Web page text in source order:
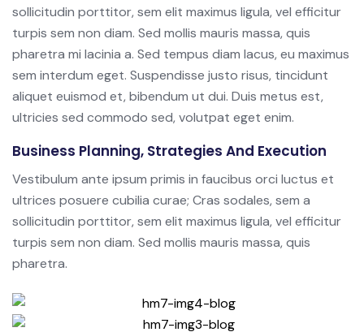
sollicitudin porttitor, sem elit maximus ligula, vel efficitur
turpis sem non diam. Sed mollis mauris massa, quis
pharetra mi lacinia a. Sed tempus diam lacus, eu maximus
sem interdum eget. Suspendisse justo risus, tincidunt
aliquet euismod et, bibendum ut dui. Duis metus est,
ultricies sed commodo sed, volutpat eget enim.
Business Planning, Strategies And Execution
Vestibulum ante ipsum primis in faucibus orci luctus et
ultrices posuere cubilia curae; Cras sodales, sem a
sollicitudin porttitor, sem elit maximus ligula, vel efficitur
turpis sem non diam. Sed mollis mauris massa, quis
pharetra.